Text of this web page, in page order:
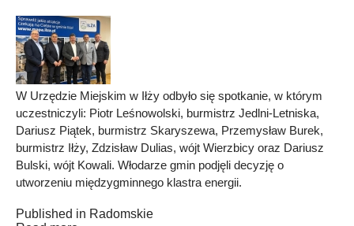
W Urzędzie Miejskim w Iłży odbyło się spotkanie, w którym
uczestniczyli: Piotr Leśnowolski, burmistrz Jedlni-Letniska,
Dariusz Piątek, burmistrz Skaryszewa, Przemysław Burek,
burmistrz Iłży, Zdzisław Dulias, wójt Wierzbicy oraz Dariusz
Bulski, wójt Kowali. Włodarze gmin podjęli decyzję o
utworzeniu międzygminnego klastra energii.
Published in Radomskie